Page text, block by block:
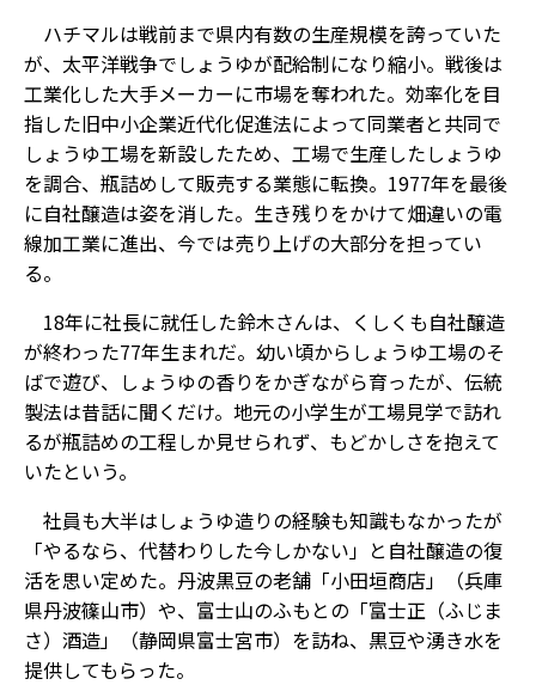
ハチマルは戦前まで県内有数の生産規模を誇っていた
が、太平洋戦争でしょうゆが配給制になり縮小。戦後は
工業化した大手メーカーに市場を奪われた。効率化を目
指した旧中小企業近代化促進法によって同業者と共同で
しょうゆ工場を新設したため、工場で生産したしょうゆ
を調合、瓶詰めして販売する業態に転換。1977年を最後
に自社醸造は姿を消した。生き残りをかけて畑違いの電
線加工業に進出、今では売り上げの大部分を担ってい
る。
18年に社長に就任した鈴木さんは、くしくも自社醸造
が終わった77年生まれだ。幼い頃からしょうゆ工場のそ
ばで遊び、しょうゆの香りをかぎながら育ったが、伝統
製法は昔話に聞くだけ。地元の小学生が工場見学で訪れ
るが瓶詰めの工程しか見せられず、もどかしさを抱えて
いたという。
社員も大半はしょうゆ造りの経験も知識もなかったが
「やるなら、代替わりした今しかない」と自社醸造の復
活を思い定めた。丹波黒豆の老舗「小田垣商店」（兵庫
県丹波篠山市）や、富士山のふもとの「富士正（ふじま
さ）酒造」（静岡県富士宮市）を訪ね、黒豆や湧き水を
提供してもらった。